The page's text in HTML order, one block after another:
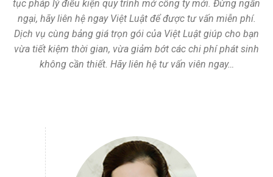
tục pháp lý điều kiện quy trình mở công ty mới. Đừng ngần
ngại, hãy liên hệ ngay Việt Luật để được tư vấn miễn phí.
Dịch vụ cùng bảng giá trọn gói của Việt Luật giúp cho bạn
vừa tiết kiệm thời gian, vừa giảm bớt các chi phí phát sinh
không cần thiết. Hãy liên hệ tư vấn viên ngay…